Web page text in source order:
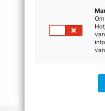
Beleidsupdate:
Vind jij dat je
wordt als